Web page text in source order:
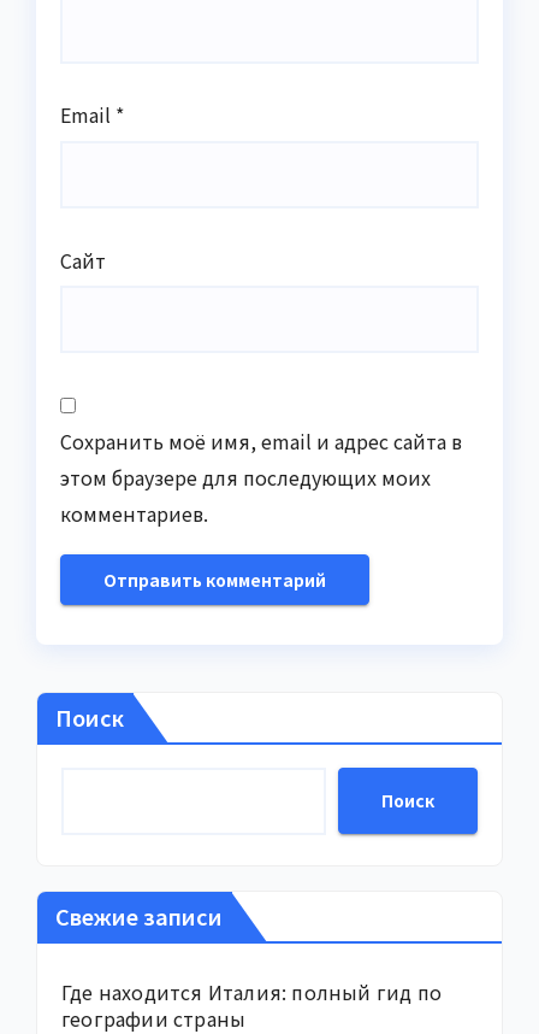
Email *
Сайт
Сохранить моё имя, email и адрес сайта в
этом браузере для последующих моих
комментариев.
Поиск
Поиск
Свежие записи
Где находится Италия: полный гид по
географии страны